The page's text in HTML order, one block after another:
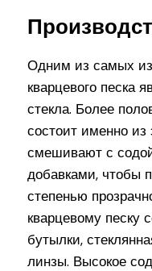
Одним из самых
кварцевого песка
стекла. Более
состоит именно из
смешивают с
добавками, чтобы
степенью
кварцевому песку
бутылки,
линзы. Высокое